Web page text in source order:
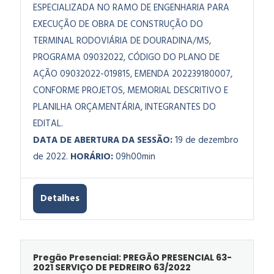
ESPECIALIZADA NO RAMO DE ENGENHARIA PARA
EXECUÇÃO DE OBRA DE CONSTRUÇÃO DO
TERMINAL RODOVIÁRIA DE DOURADINA/MS,
PROGRAMA 09032022, CÓDIGO DO PLANO DE
AÇÃO 09032022-019815, EMENDA 202239180007,
CONFORME PROJETOS, MEMORIAL DESCRITIVO E
PLANILHA ORÇAMENTÁRIA, INTEGRANTES DO
EDITAL.
DATA DE ABERTURA DA SESSÃO:19 de dezembro
de 2022. HORÁRIO:09h00min
Detalhes
Pregão Presencial: PREGÃO PRESENCIAL 63-
2021 SERVIÇO DE PEDREIRO 63/2022